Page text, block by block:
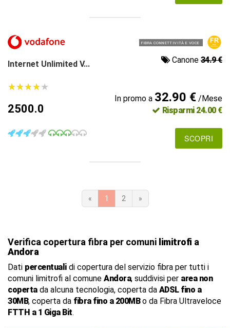
FIBRA CONNETTIVITÀ E VOCE
Internet Unlimited V... Canone 34.9 €
★★★★★
★★★★★
2500.0
In promo a 32.90 €/Mese
Risparmi 24.00 €
SCOPRI
« 1 2 »
Verifica copertura fibra per comuni limitrofi a
Andora
Dati percentualidi copertura del servizio fibra per tutti i
comuni limitrofi al comune Andora, suddivisi per area non
copertada alcuna tecnologia, coperta da ADSL fino a
30MB, coperta da fibra fino a 200MBo da Fibra Ultraveloce
FTTH a 1 Giga Bit.